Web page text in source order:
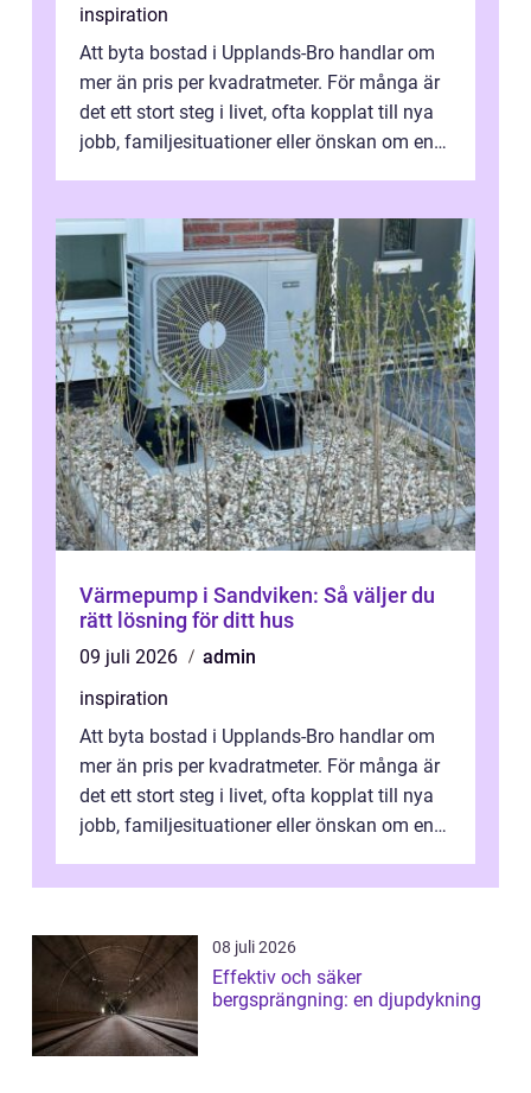
inspiration
Att byta bostad i Upplands-Bro handlar om
mer än pris per kvadratmeter. För många är
det ett stort steg i livet, ofta kopplat till nya
jobb, familjesituationer eller önskan om en
Värmepump i Sandviken: Så väljer du
rätt lösning för ditt hus
09 juli 2026
admin
inspiration
Att byta bostad i Upplands-Bro handlar om
mer än pris per kvadratmeter. För många är
det ett stort steg i livet, ofta kopplat till nya
jobb, familjesituationer eller önskan om en
08 juli 2026
Effektiv och säker
bergsprängning: en djupdykning